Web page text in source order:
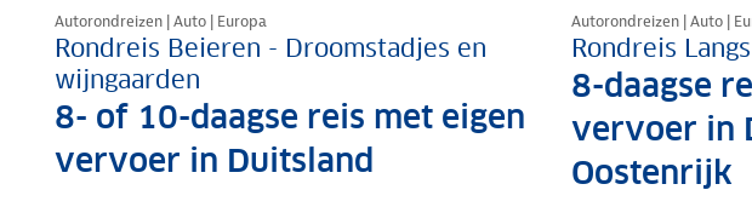
Autorondreizen | Auto | Europa
Rondreis Beieren - Droomstadjes en
wijngaarden
8- of 10-daagse reis met eigen
vervoer in Duitsland
Autorondreizen | Auto |
Rondreis
8-daagse
vervoer in
Oostenrijk